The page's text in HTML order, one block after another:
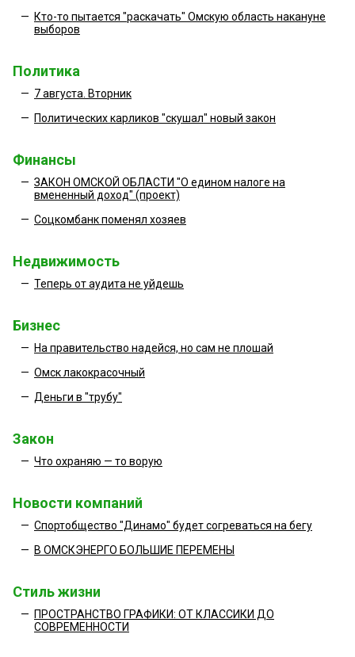
— Кто-то пытается "раскачать" Омскую область накануне
выборов
Политика
— 7 августа. Вторник
— Политических карликов "скушал" новый закон
Финансы
— ЗАКОН ОМСКОЙ ОБЛАСТИ "О едином налоге на
вмененный доход" (проект)
— Соцкомбанк поменял хозяев
Недвижимость
— Теперь от аудита не уйдешь
Бизнес
— На правительство надейся, но сам не плошай
— Омск лакокрасочный
— Деньги в "трубу"
Закон
— Что охраняю — то ворую
Новости компаний
— Спортобщество "Динамо" будет согреваться на бегу
— В ОМСКЭНЕРГО БОЛЬШИЕ ПЕРЕМЕНЫ
Стиль жизни
— ПРОСТРАНСТВО ГРАФИКИ: ОТ КЛАССИКИ ДО
СОВРЕМЕННОСТИ